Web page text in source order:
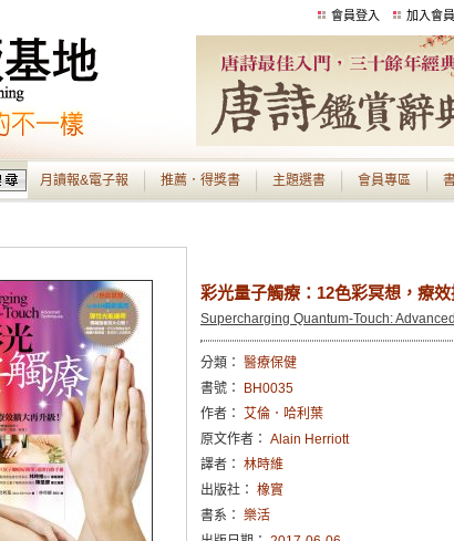
會員登入 加入會員
月讀報&電子報 推薦．得獎書 主題選書 會員專區
彩光量子觸療：12色彩冥想，療效
Supercharging Quantum-Touch:
分類： 醫療保健
書號：
BH0035
作者： 艾倫．哈利葉
原文作者： Alain Herriott
譯者： 林時維
出版社： 橡實
書系： 樂活